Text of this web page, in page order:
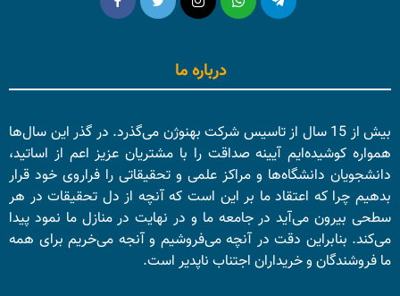
درباره ما
بیش از 15 سال از تاسیس شرکت بهنوژن می‌گذرد. در گذر این سال‌ها
همواره کوشیده‌ایم آیینه صداقت را با مشتریان عزیز اعم از اساتید،
دانشجویان دانشگاه‌ها و مراکز علمی و تحقیقاتی را فراروی خود قرار
بدهیم چرا که اعتقاد ما بر این است که آنچه از دل تحقیقات در هر
سطحی بیرون می‌آید در جامعه ما و در نهایت در منازل ما نمود پیدا
می‌کند. بنابراین دقت در آنچه می‌فروشیم و آنجه می‌خریم برای همه
ما فروشندگان و خریداران اجتناب ناپدیر است.